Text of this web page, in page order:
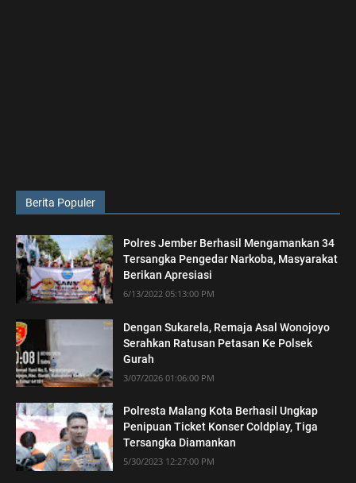
Berita Populer
Polres Jember Berhasil Mengamankan 34
Tersangka Pengedar Narkoba, Masyarakat
Berikan Apresiasi
6/13/2022 05:13:00 PM
Dengan Sukarela, Remaja Asal Wonojoyo
Serahkan Ratusan Petasan Ke Polsek
Gurah
3/07/2026 01:06:00 PM
Polresta Malang Kota Berhasil Ungkap
Penipuan Ticket Konser Coldplay, Tiga
Tersangka Diamankan
5/30/2023 12:27:00 PM